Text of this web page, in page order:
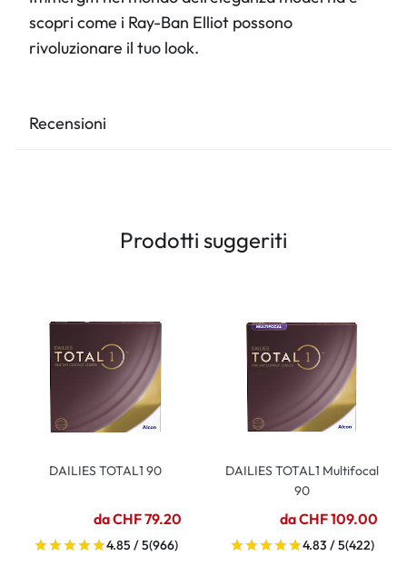
scopri come i Ray-Ban Elliot possono
rivoluzionare il tuo look.
Recensioni
Prodotti suggeriti
DAILIES TOTAL1 90
da CHF 79.20
4.85 / 5(966)
DAILIES TOTAL1 Multifocal
90
da CHF 109.00
4.83 / 5(422)